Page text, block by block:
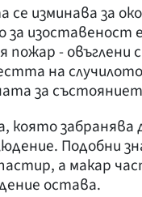
изминава за
изоставеност
- овъглени
на
за
която
Подобни
а макар
остава.